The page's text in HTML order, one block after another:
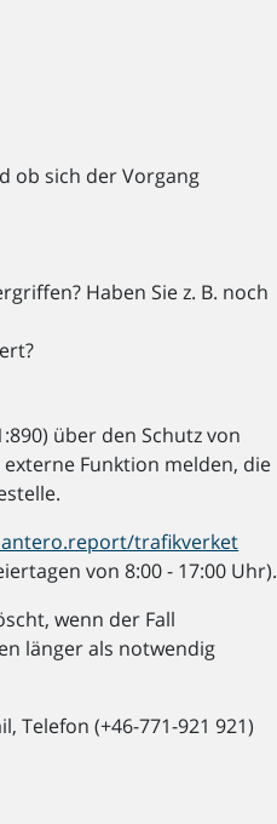
ob sich der Vorgang
Haben Sie z. B. noch
über den Schutz von
Funktion melden, die
trafikverket
von 8:00 - 17:00 Uhr).
wenn der Fall
länger als notwendig
Telefon (+46-771-921 921)